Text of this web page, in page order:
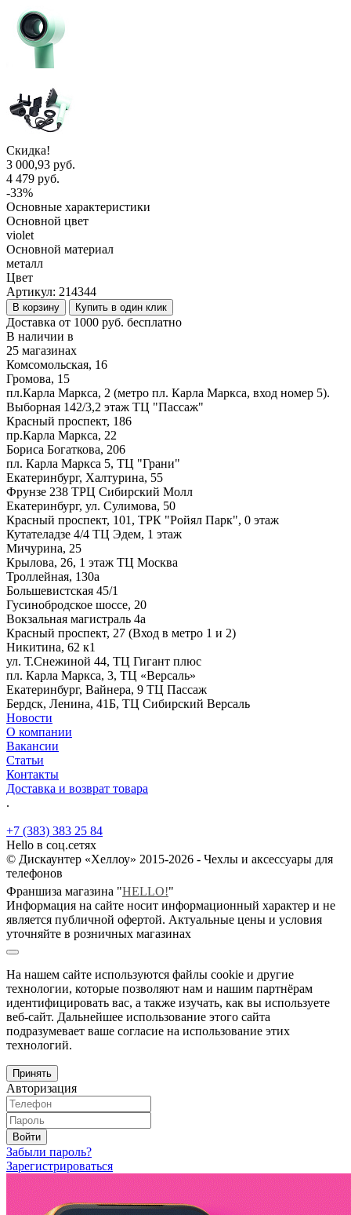
Скидка!
3 000,93 руб.
4 479 руб.
-33%
Основные характеристики
Основной цвет
violet
Основной материал
металл
Цвет
Артикул: 214344
В корзину Купить в один клик
Доставка от 1000 руб. бесплатно
В наличии в
25 магазинах
Комсомольская, 16
Громова, 15
пл.Карла Маркса, 2 (метро пл. Карла Маркса, вход номер 5).
Выборная 142/3,2 этаж ТЦ "Пассаж"
Красный проспект, 186
пр.Карла Маркса, 22
Бориса Богаткова, 206
пл. Карла Маркса 5, ТЦ "Грани"
Екатеринбург, Халтурина, 55
Фрунзе 238 ТРЦ Сибирский Молл
Екатеринбург, ул. Сулимова, 50
Красный проспект, 101, ТРК "Ройял Парк", 0 этаж
Кутателадзе 4/4 ТЦ Эдем, 1 этаж
Мичурина, 25
Крылова, 26, 1 этаж ТЦ Москва
Троллейная, 130а
Большевистская 45/1
Гусинобродское шоссе, 20
Вокзальная магистраль 4а
Красный проспект, 27 (Вход в метро 1 и 2)
Никитина, 62 к1
ул. Т.Снежиной 44, ТЦ Гигант плюс
пл. Карла Маркса, 3, ТЦ «Версаль»
Екатеринбург, Вайнера, 9 ТЦ Пассаж
Бердск, Ленина, 41Б, ТЦ Сибирский Версаль
Новости
О компании
Вакансии
Статьи
Контакты
Доставка и возврат товара
.
+7 (383) 383 25 84
Hello в соц.сетях
© Дискаунтер «Хеллоу» 2015-2026 - Чехлы и аксессуары для
телефонов
Франшиза магазина "HELLO!"
Информация на сайте носит информационный характер и не
является публичной офертой. Актуальные цены и условия
уточняйте в розничных магазинах
На нашем сайте используются файлы cookie и другие
технологии, которые позволяют нам и нашим партнёрам
идентифицировать вас, а также изучать, как вы используете
веб-сайт. Дальнейшее использование этого сайта
подразумевает ваше согласие на использование этих
технологий.
Принять
Авторизация
Войти
Забыли пароль?
Зарегистрироваться